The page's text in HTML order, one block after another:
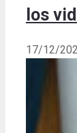
los
17/12/